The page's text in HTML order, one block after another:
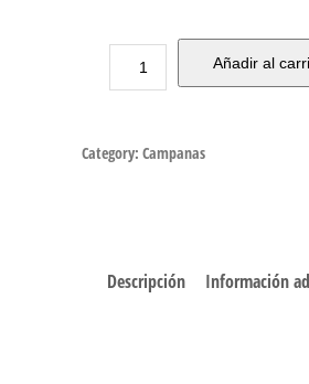
Añadir al
Category: Campanas
Descripción Información